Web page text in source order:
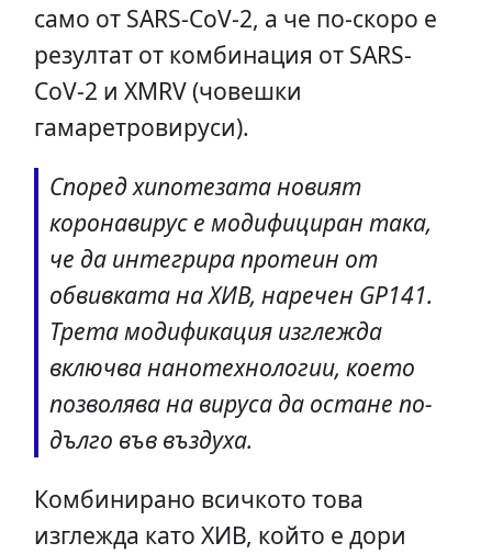
само от SARS-CoV-2, а че по-скоро е
резултат от комбинация от SARS-
CoV-2 и XMRV (човешки
гамаретровируси).
Според хипотезата новият
коронавирус е модифициран така,
че да интегрира протеин от
обвивката на ХИВ, наречен GP141.
Трета модификация изглежда
включва нанотехнологии, което
позволява на вируса да остане по-
дълго във въздуха.
Комбинирано всичкото това
изглежда като ХИВ, който е дори